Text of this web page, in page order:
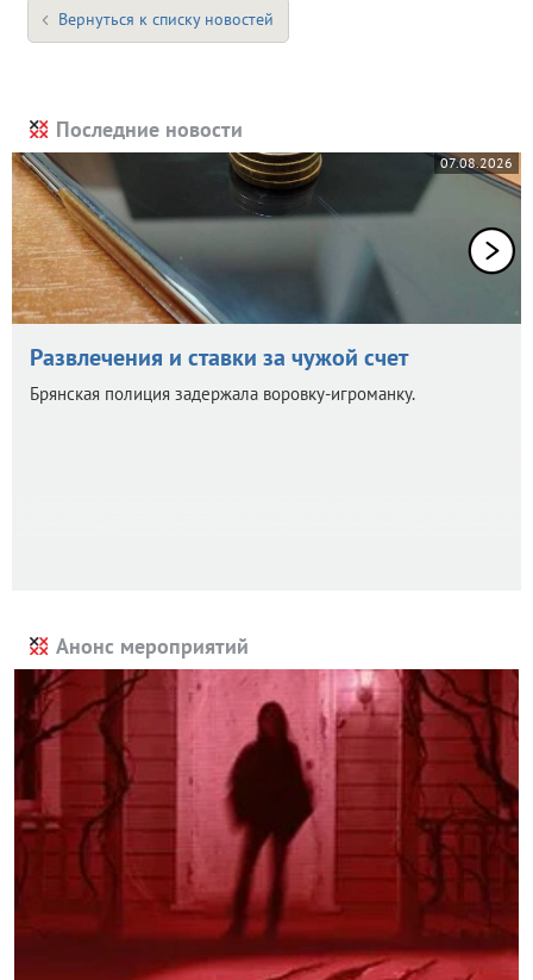
Вернуться к списку новостей
Последние новости
07.08.2026
Развлечения и ставки за чужой счет
Брянская полиция задержала воровку-игроманку.
Анонс мероприятий